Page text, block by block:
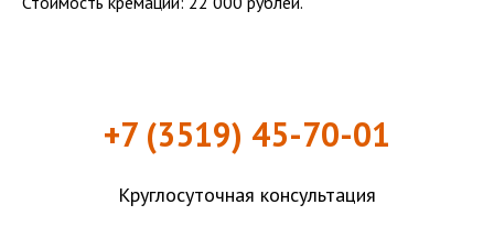
+7 (3519) 45-70-01
Круглосуточная консультация